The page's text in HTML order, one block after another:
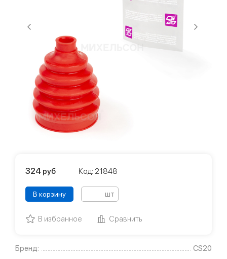
Бренд:
CS20
324 руб Код: 21848
В корзину шт
В избранное Сравнить